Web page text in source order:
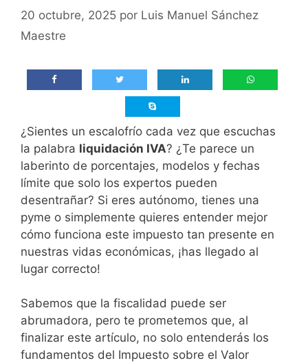
20 octubre, 2025 por Luis Manuel Sánchez
Maestre
¿Sientes un escalofrío cada vez que escuchas
la palabra liquidación IVA? ¿Te parece un
laberinto de porcentajes, modelos y fechas
límite que solo los expertos pueden
desentrañar? Si eres autónomo, tienes una
pyme o simplemente quieres entender mejor
cómo funciona este impuesto tan presente en
nuestras vidas económicas, ¡has llegado al
lugar correcto!
Sabemos que la fiscalidad puede ser
abrumadora, pero te prometemos que, al
finalizar este artículo, no solo entenderás los
fundamentos del Impuesto sobre el Valor